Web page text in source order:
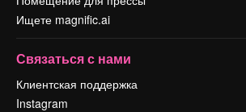
Ищете magnific.ai
Связаться с нами
Клиентская поддержка
Instagram